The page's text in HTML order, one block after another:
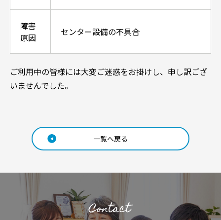
障害
原因
センター設備の不具合
ご利用中の皆様には大変ご迷惑をお掛けし、申し訳ござ
いませんでした。
一覧へ戻る